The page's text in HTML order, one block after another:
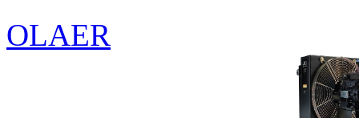
OLAER